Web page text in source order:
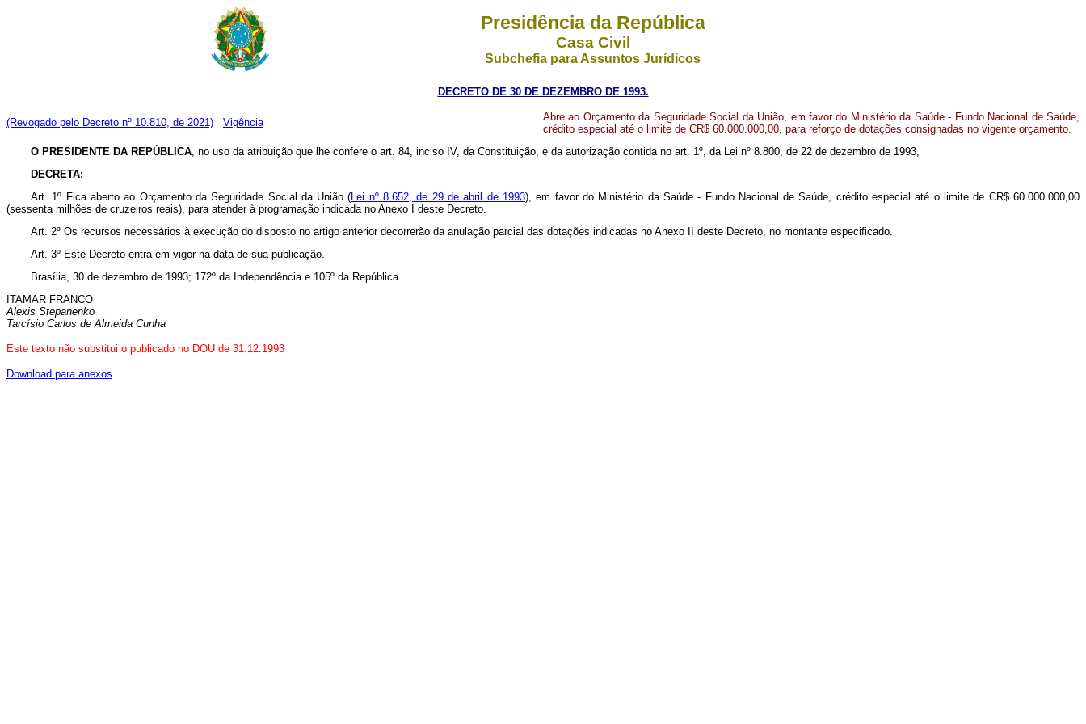
Presidência da República
Casa Civil
Subchefia para Assuntos Jurídicos
DECRETO DE 30 DE DEZEMBRO DE 1993.
(Revogado pelo Decreto nº 10.810, de 2021) Vigência
Abre ao Orçamento da Seguridade Social da União, em favor do Ministério da Saúde - Fundo Nacional de Saúde,
crédito especial até o limite de CR$ 60.000.000,00, para reforço de dotações consignadas no vigente orçamento.
O PRESIDENTE DA REPÚBLICA, no uso da atribuição que lhe confere o art. 84, inciso IV, da Constituição, e da autorização contida no art. 1º, da Lei nº 8.800, de 22 de dezembro de 1993,
DECRETA:
Art. 1º Fica aberto ao Orçamento da Seguridade Social da União (Lei nº 8.652, de 29 de abril de 1993), em favor do Ministério da Saúde - Fundo Nacional de Saúde, crédito especial até o limite de CR$ 60.000.000,00
(sessenta milhões de cruzeiros reais), para atender à programação indicada no Anexo I deste Decreto.
Art. 2º Os recursos necessários à execução do disposto no artigo anterior decorrerão da anulação parcial das dotações indicadas no Anexo II deste Decreto, no montante especificado.
Art. 3º Este Decreto entra em vigor na data de sua publicação.
Brasília, 30 de dezembro de 1993; 172º da Independência e 105º da República.
ITAMAR FRANCO
Alexis Stepanenko
Tarcísio Carlos de Almeida Cunha
Este texto não substitui o publicado no DOU de 31.12.1993
Download para anexos